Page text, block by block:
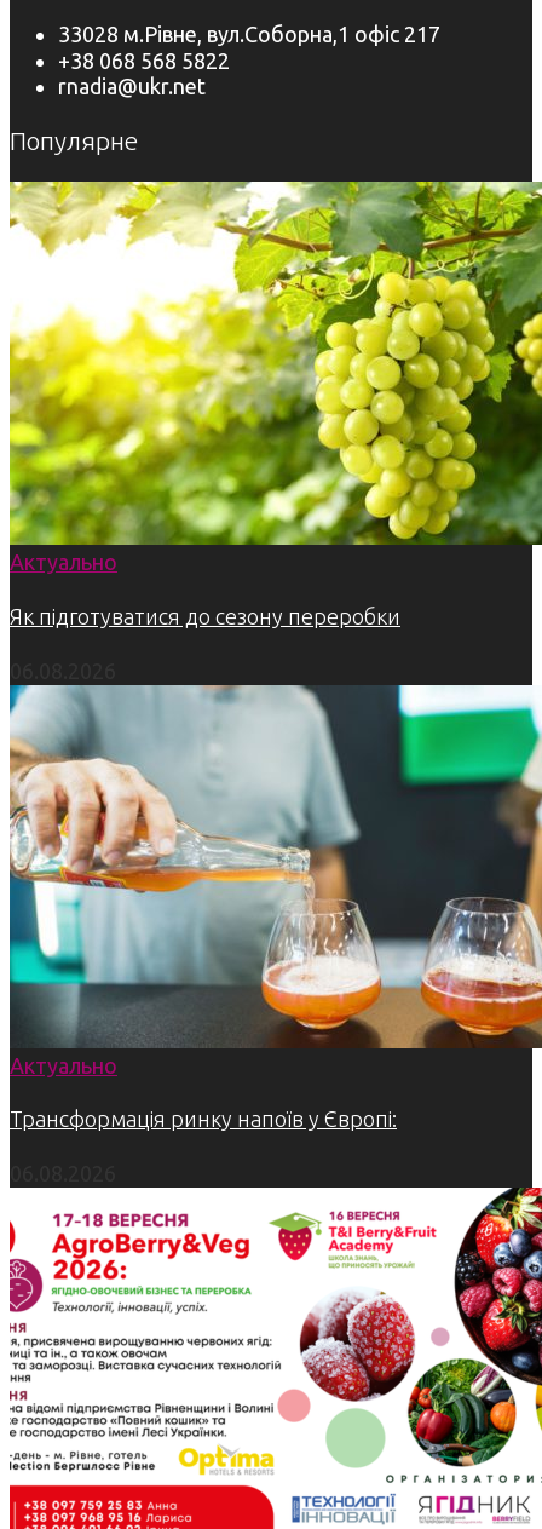
33028 м.Рівне, вул.Соборна,1 офіс 217
+38 068 568 5822
rnadia@ukr.net
Популярне
Актуально
Як підготуватися до сезону переробки
Актуально
Трансформація ринку напоїв у Європі: